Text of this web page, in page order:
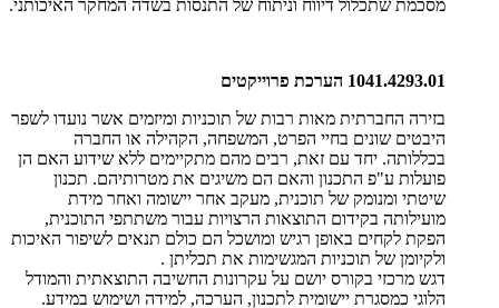
מסכמת שתכלול דיווח וניתוח של התנסות בשדה המחקר האיכותני.
1041.4293.01 הערכת פרוייקטים
בזירה החברתית מאות רבות של תוכניות ומיזמים אשר נועדו לשפר
היבטים שונים בחיי הפרט, המשפחה, הקהילה או החברה
בכללותה. יחד עם זאת, רבים מהם מתקיימים ללא שידוע האם הן
פועלות ע"פ התכנון והאם הם משיגים את מטרותיהם. תכנון
שיטתי ומנומק של תוכנית, מעקב אחר יישומה ואחר מידת
מועילותה בקידום התוצאות הרצויות עבור משתתפי התוכנית,
הפקת לקחים באופן רגיש ומושכל הם כולם תנאים לשיפור האיכות
ולקיומן של תוכניות המגשימות את תכליתן .
דגש מרכזי בקורס יושם על עקרונות החשיבה התוצאתית והמודל
הלוגי כמסגרת יישומית לתכנון, הערכה, למידה ושימוש במידע.